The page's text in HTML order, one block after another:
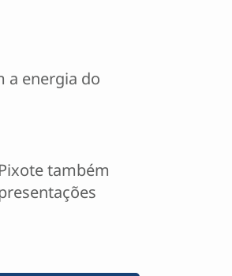
a energia do
também